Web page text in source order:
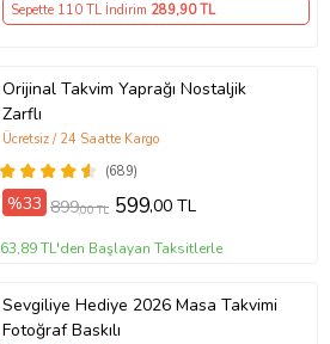
Sepette 110 TL İndirim 289,90 TL
Orijinal Takvim Yaprağı Nostaljik
Zarflı
(689)
Ücretsiz / 24 Saatte Kargo
%33 899,00 TL 599,00 TL
63,89 TL'den Başlayan Taksitlerle
Sevgiliye Hediye 2026 Masa Takvimi
Fotoğraf Baskılı